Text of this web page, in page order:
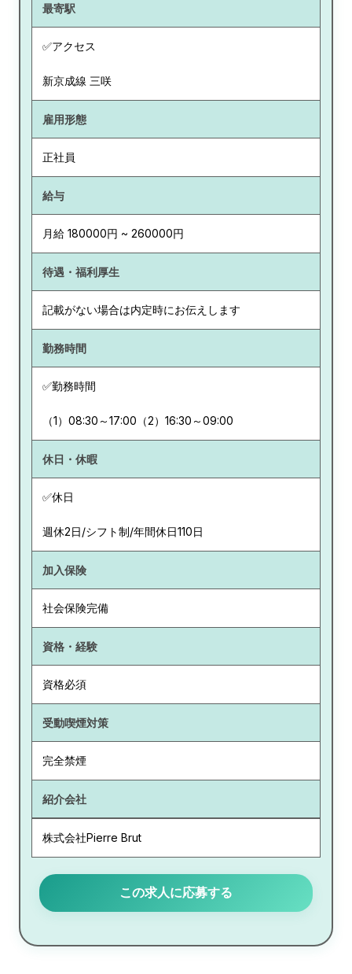
最寄駅
✅アクセス
新京成線 三咲
雇用形態
正社員
給与
月給 180000円 ~ 260000円
待遇・福利厚生
記載がない場合は内定時にお伝えします
勤務時間
✅勤務時間
（1）08:30～17:00（2）16:30～09:00
休日・休暇
✅休日
週休2日/シフト制/年間休日110日
加入保険
社会保険完備
資格・経験
資格必須
受動喫煙対策
完全禁煙
紹介会社
株式会社Pierre Brut
この求人に応募する